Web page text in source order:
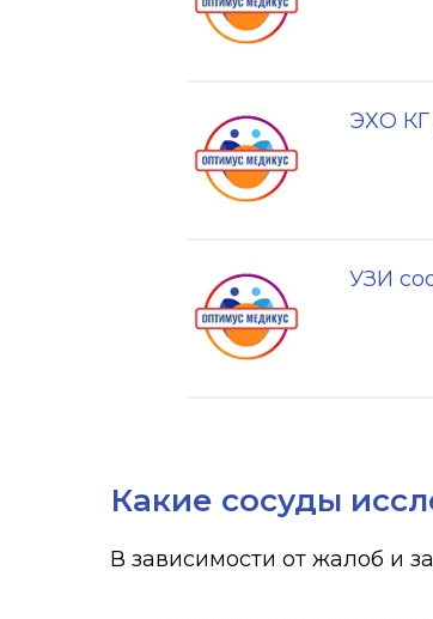
ЭХО КГ
УЗИ
Какие сосуды
В зависимости от жалоб и